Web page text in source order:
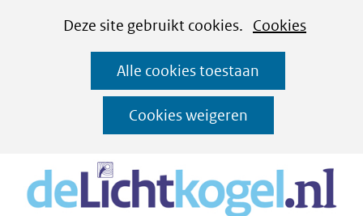
CookiesDeze site gebruikt cookies. Cookies
deze
Alle cookies toestaan
Cookies weigeren
Ga
naar
de
inhoud